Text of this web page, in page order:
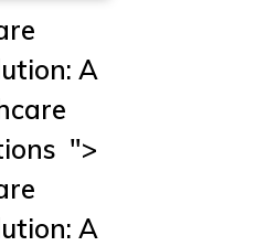
A
">
A